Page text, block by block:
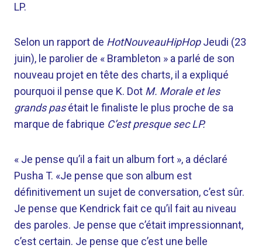
LP.
Selon un rapport de HotNouveauHipHopJeudi (23
juin), le parolier de « Brambleton » a parlé de son
nouveau projet en tête des charts, il a expliqué
pourquoi il pense que K. Dot M. Morale et les
grands pasétait le finaliste le plus proche de sa
marque de fabrique C’est presque sec LP.
« Je pense qu’il a fait un album fort », a déclaré
Pusha T. «Je pense que son album est
définitivement un sujet de conversation, c’est sûr.
Je pense que Kendrick fait ce qu’il fait au niveau
des paroles. Je pense que c’était impressionnant,
c’est certain. Je pense que c’est une belle